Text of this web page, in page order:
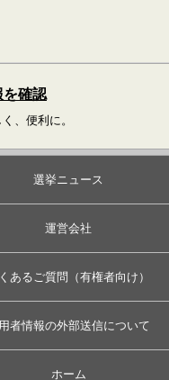
を確認
、便利に。
選挙ニュース
運営会社
あるご質問（有権者向け）
者情報の外部送信について
ホーム